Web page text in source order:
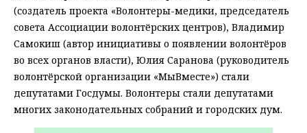
(создатель проекта «Волонтеры-медики, председатель
совета Ассоциации волонтёрских центров), Владимир
Самокиш (автор инициативы о появлении волонтёров
во всех органов власти), Юлия Саранова (руководитель
волонтёрской организации «МыВместе») стали
депутатами Госдумы. Волонтеры стали депутатами
многих законодательных собраний и городских дум.